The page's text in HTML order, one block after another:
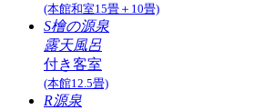
(本館和室15畳＋10畳)
S檜の源泉
露天風呂
付き客室
(本館12.5畳)
R源泉